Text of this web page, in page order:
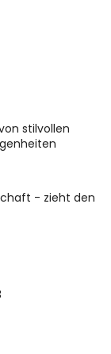
stilvollen
- zieht den